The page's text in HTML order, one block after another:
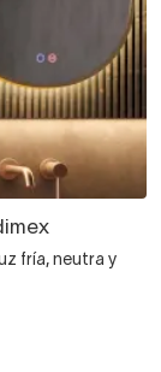
fría, neutra y